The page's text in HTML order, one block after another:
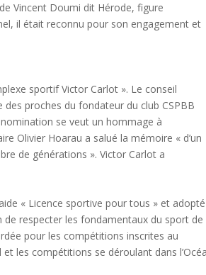
Vincent Doumi dit Hérode, figure
il était reconnu pour son engagement et
sportif Victor Carlot ». Le conseil
proches du fondateur du club CSPBB
se veut un hommage à
Olivier Hoarau a salué la mémoire « d’un
de générations ». Victor Carlot a
« Licence sportive pour tous » et adopté
de respecter les fondamentaux du sport de
pour les compétitions inscrites au
les compétitions se déroulant dans